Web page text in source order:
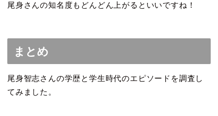
尾身さんの知名度もどんどん上がるといいですね！
まとめ
尾身智志さんの学歴と学生時代のエピソードを調査し
てみました。